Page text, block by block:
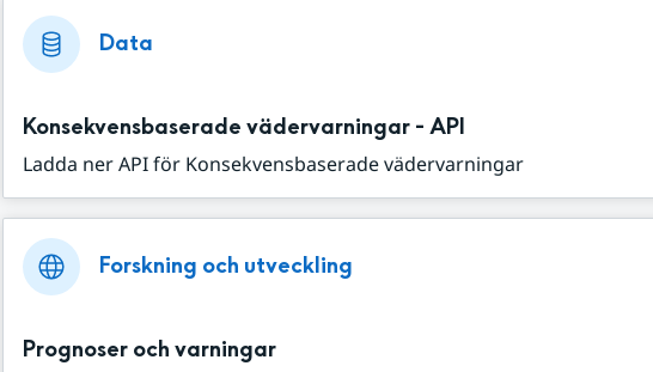
Data
Konsekvensbaserade vädervarningar - API
Ladda ner API för Konsekvensbaserade vädervarningar
Forskning och utveckling
Prognoser och varningar